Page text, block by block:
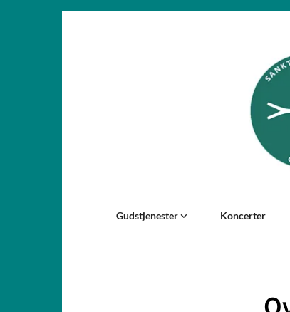
Gudstjenester Koncerter